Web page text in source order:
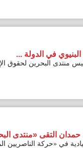
الدولة ...
لحقوق الإنسان
«منتدى البحرين...
الناصريين المستقلين -